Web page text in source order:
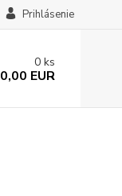
Prihlásenie
0 ks
0,00 EUR